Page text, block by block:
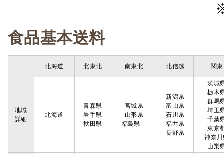
食品基本送料
北海道 北東北 南東北 北信越 関東
地域
詳細
北海道
青森県
岩手県
秋田県
宮城県
山形県
福島県
新潟県
富山県
石川県
福井県
長野県
茨城
栃木
群馬
埼玉
千葉
東京
神奈
山梨